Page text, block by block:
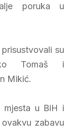
poruka u
su
Tomaš i
Mikić.
mjesta u BiH i
zabavu